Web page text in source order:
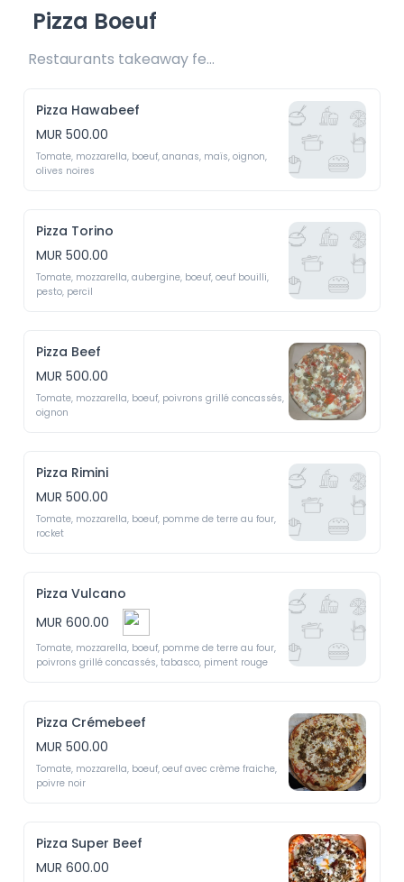
Pizza Boeuf
Restaurants takeaway fee Rs25/Rs35 included
Pizza Hawabeef
MUR 500.00
Tomate, mozzarella, boeuf, ananas, maïs, oignon,
Pizza Torino
MUR 500.00
Tomate, mozzarella, aubergine, boeuf, oeuf bouilli,
Pizza Beef
MUR 500.00
Tomate, mozzarella, boeuf, poivrons grillé concassés,
Pizza Rimini
MUR 500.00
Tomate, mozzarella, boeuf, pomme de terre au four,
Pizza Vulcano
MUR 600.00
Tomate, mozzarella, boeuf, pomme de terre au four,
Pizza Crémebeef
MUR 500.00
Tomate, mozzarella, boeuf, oeuf avec crème fraiche,
poivre noir
Pizza Super Beef
MUR 600.00